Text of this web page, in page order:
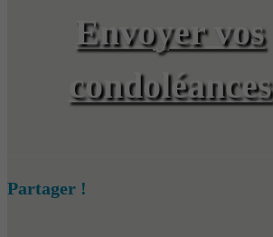
Envoyer vos
condoléances
Partager !